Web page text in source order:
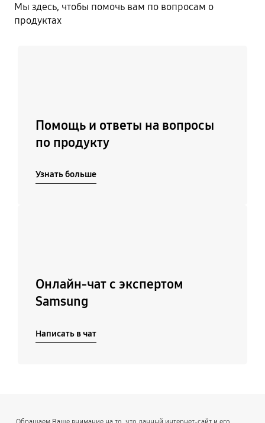
Мы здесь, чтобы помочь вам по вопросам о
продуктах
Помощь и ответы на вопросы
по продукту
Узнать больше
Онлайн-чат с экспертом
Samsung
Написать в чат